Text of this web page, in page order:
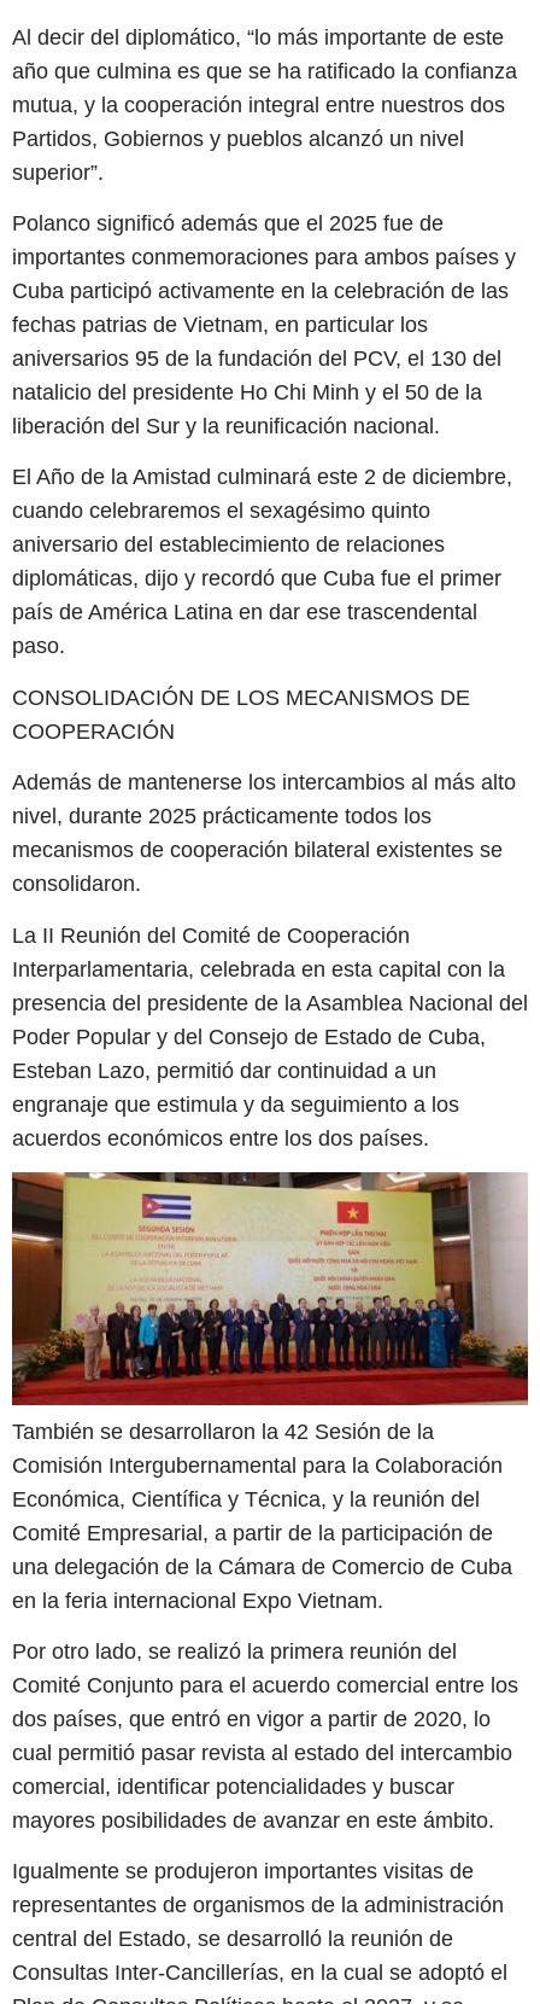
Al decir del diplomático, “lo más importante de este
año que culmina es que se ha ratificado la confianza
mutua, y la cooperación integral entre nuestros dos
Partidos, Gobiernos y pueblos alcanzó un nivel
superior”.
Polanco significó además que el 2025 fue de
importantes conmemoraciones para ambos países y
Cuba participó activamente en la celebración de las
fechas patrias de Vietnam, en particular los
aniversarios 95 de la fundación del PCV, el 130 del
natalicio del presidente Ho Chi Minh y el 50 de la
liberación del Sur y la reunificación nacional.
El Año de la Amistad culminará este 2 de diciembre,
cuando celebraremos el sexagésimo quinto
aniversario del establecimiento de relaciones
diplomáticas, dijo y recordó que Cuba fue el primer
país de América Latina en dar ese trascendental
paso.
CONSOLIDACIÓN DE LOS MECANISMOS DE
COOPERACIÓN
Además de mantenerse los intercambios al más alto
nivel, durante 2025 prácticamente todos los
mecanismos de cooperación bilateral existentes se
consolidaron.
La II Reunión del Comité de Cooperación
Interparlamentaria, celebrada en esta capital con la
presencia del presidente de la Asamblea Nacional del
Poder Popular y del Consejo de Estado de Cuba,
Esteban Lazo, permitió dar continuidad a un
engranaje que estimula y da seguimiento a los
acuerdos económicos entre los dos países.
También se desarrollaron la 42 Sesión de la
Comisión Intergubernamental para la Colaboración
Económica, Científica y Técnica, y la reunión del
Comité Empresarial, a partir de la participación de
una delegación de la Cámara de Comercio de Cuba
en la feria internacional Expo Vietnam.
Por otro lado, se realizó la primera reunión del
Comité Conjunto para el acuerdo comercial entre los
dos países, que entró en vigor a partir de 2020, lo
cual permitió pasar revista al estado del intercambio
comercial, identificar potencialidades y buscar
mayores posibilidades de avanzar en este ámbito.
Igualmente se produjeron importantes visitas de
representantes de organismos de la administración
central del Estado, se desarrolló la reunión de
Consultas Inter-Cancillerías, en la cual se adoptó el